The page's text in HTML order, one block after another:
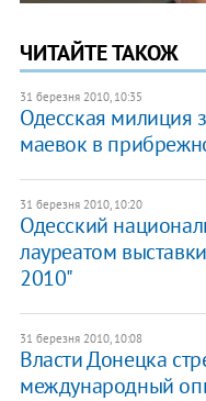
ЧИТАЙТЕ ТАКОЖ
31 березня 2010, 10:35
Одесская милиция
маевок в
31 березня 2010, 10:20
Одесский
лауреатом
2010"
31 березня 2010, 10:08
Власти Донецка
международный